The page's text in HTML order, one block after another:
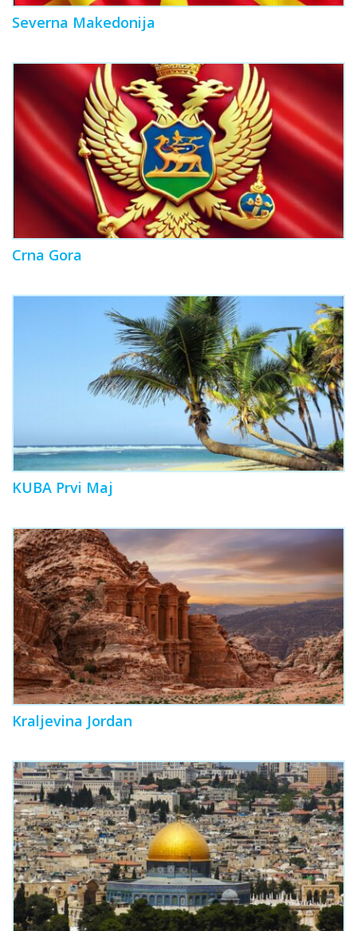
Severna Makedonija
Crna Gora
KUBA Prvi Maj
Kraljevina Jordan